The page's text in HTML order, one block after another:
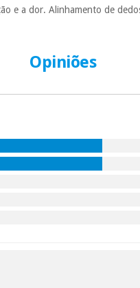
e a dor. Alinhamento de
Opiniões